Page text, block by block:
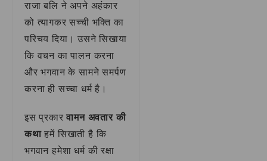
राजा बलि ने अपने अहंकार
को त्यागकर सच्ची भक्ति का
परिचय दिया। उसने सिखाया
कि वचन का पालन करना
और भगवान के सामने समर्पण
करना ही सच्चा धर्म है।
इस प्रकारवामन अवतार की
कथाहमें सिखाती है कि
भगवान हमेशा धर्म की रक्षा